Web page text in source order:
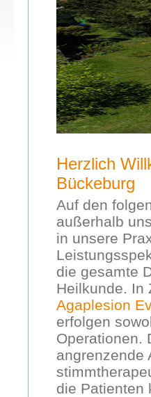
Herzlich
Bückeburg
Auf den
außerhalb
in unsere
die gesamte
Heilkunde. In
Agaplesion
erfolgen
Operationen.
angrenzende
die Patienten